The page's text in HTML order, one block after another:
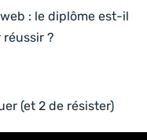
: le diplôme est-il
?
(et 2 de résister)